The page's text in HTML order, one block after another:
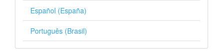
Español (España)
Português (Brasil)